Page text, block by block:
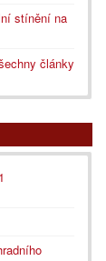
stínění na
články